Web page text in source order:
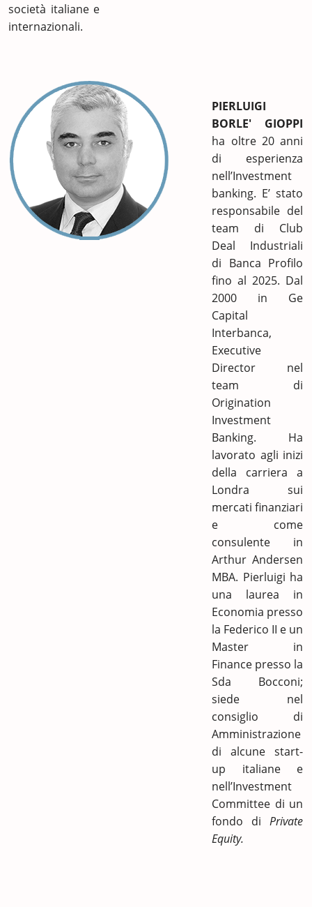
società italiane e
internazionali.
PIERLUIGI
BORLE' GIOPPI
ha oltre 20 anni
di esperienza
nell’Investment
banking. E’ stato
responsabile del
team di Club
Deal Industriali
di Banca Profilo
fino al 2025. Dal
2000 in Ge
Capital
Interbanca,
Executive
Director nel
team di
Origination
Investment
Banking. Ha
lavorato agli inizi
della carriera a
Londra sui
mercati finanziari
e come
consulente in
Arthur Andersen
MBA. Pierluigi ha
una laurea in
Economia presso
la Federico II e un
Master in
Finance presso la
Sda Bocconi;
siede nel
consiglio di
Amministrazione
di alcune start-
up italiane e
nell’Investment
Committee di un
fondo diPrivate
Equity.